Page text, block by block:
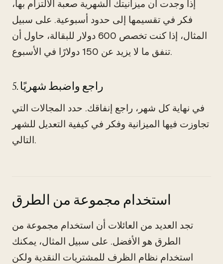
إذا وجدت أن ميزانيتك الشهرية صعبة الالتزام بها،
فكر في تقسيمها إلى حدود أسبوعية. على سبيل
المثال، إذا كنت تخصص 600 دولار للبقالة، حاول أن
تنفق ما لا يزيد عن 150 دولارًا في الأسبوع.
5. راجع واضبط شهريًا
في نهاية كل شهر، راجع إنفاقك. حدد المجالات التي
تجاوزت فيها الميزانية وفكر في كيفية التعديل للشهر
التالي.
استخدام مجموعة من الطرق
تجد العديد من العائلات أن استخدام مجموعة من
الطرق هو الأفضل. على سبيل المثال، يمكنك
استخدام نظام الظرف للمشتريات النقدية ولكن